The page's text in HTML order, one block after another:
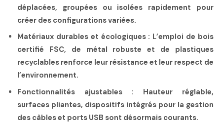
déplacées, groupées ou isolées rapidement pour
créer des configurations variées.
Matériaux durables et écologiques : L’emploi de bois
certifié FSC, de métal robuste et de plastiques
recyclables renforce leur résistance et leur respect de
l’environnement.
Fonctionnalités ajustables : Hauteur réglable,
surfaces pliantes, dispositifs intégrés pour la gestion
des câbles et ports USB sont désormais courants.